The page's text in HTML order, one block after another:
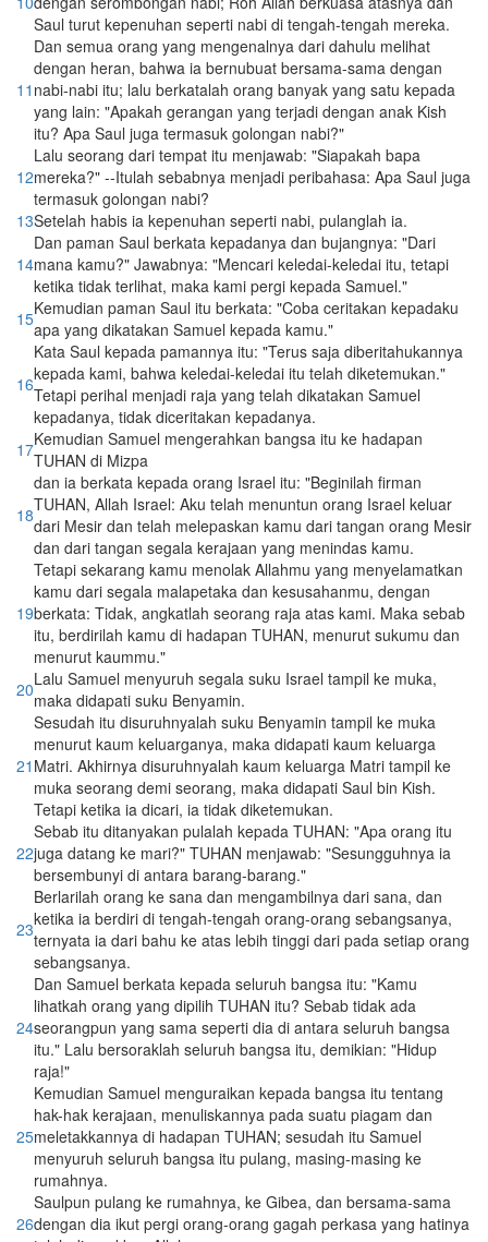
Saul turut kepenuhan seperti nabi di tengah-tengah mereka.
11
Dan semua orang yang mengenalnya dari dahulu melihat
dengan heran, bahwa ia bernubuat bersama-sama dengan
nabi-nabi itu; lalu berkatalah orang banyak yang satu kepada
yang lain: "Apakah gerangan yang terjadi dengan anak Kish
itu? Apa Saul juga termasuk golongan nabi?"
12
Lalu seorang dari tempat itu menjawab: "Siapakah bapa
mereka?" --Itulah sebabnya menjadi peribahasa: Apa Saul juga
termasuk golongan nabi?
13Setelah habis ia kepenuhan seperti nabi, pulanglah ia.
14
Dan paman Saul berkata kepadanya dan bujangnya: "Dari
mana kamu?" Jawabnya: "Mencari keledai-keledai itu, tetapi
ketika tidak terlihat, maka kami pergi kepada Samuel."
15Kemudian paman Saul itu berkata: "Coba ceritakan kepadaku
apa yang dikatakan Samuel kepada kamu."
16
Kata Saul kepada pamannya itu: "Terus saja diberitahukannya
kepada kami, bahwa keledai-keledai itu telah diketemukan."
Tetapi perihal menjadi raja yang telah dikatakan Samuel
kepadanya, tidak diceritakan kepadanya.
17Kemudian Samuel mengerahkan bangsa itu ke hadapan
TUHAN di Mizpa
18
dan ia berkata kepada orang Israel itu: "Beginilah firman
TUHAN, Allah Israel: Aku telah menuntun orang Israel keluar
dari Mesir dan telah melepaskan kamu dari tangan orang Mesir
dan dari tangan segala kerajaan yang menindas kamu.
19
Tetapi sekarang kamu menolak Allahmu yang menyelamatkan
kamu dari segala malapetaka dan kesusahanmu, dengan
berkata: Tidak, angkatlah seorang raja atas kami. Maka sebab
itu, berdirilah kamu di hadapan TUHAN, menurut sukumu dan
menurut kaummu."
20Lalu Samuel menyuruh segala suku Israel tampil ke muka,
maka didapati suku Benyamin.
21
Sesudah itu disuruhnyalah suku Benyamin tampil ke muka
menurut kaum keluarganya, maka didapati kaum keluarga
Matri. Akhirnya disuruhnyalah kaum keluarga Matri tampil ke
muka seorang demi seorang, maka didapati Saul bin Kish.
Tetapi ketika ia dicari, ia tidak diketemukan.
22
Sebab itu ditanyakan pulalah kepada TUHAN: "Apa orang itu
juga datang ke mari?" TUHAN menjawab: "Sesungguhnya ia
bersembunyi di antara barang-barang."
23
Berlarilah orang ke sana dan mengambilnya dari sana, dan
ketika ia berdiri di tengah-tengah orang-orang sebangsanya,
ternyata ia dari bahu ke atas lebih tinggi dari pada setiap orang
sebangsanya.
24
Dan Samuel berkata kepada seluruh bangsa itu: "Kamu
lihatkah orang yang dipilih TUHAN itu? Sebab tidak ada
seorangpun yang sama seperti dia di antara seluruh bangsa
itu." Lalu bersoraklah seluruh bangsa itu, demikian: "Hidup
raja!"
25
Kemudian Samuel menguraikan kepada bangsa itu tentang
hak-hak kerajaan, menuliskannya pada suatu piagam dan
meletakkannya di hadapan TUHAN; sesudah itu Samuel
menyuruh seluruh bangsa itu pulang, masing-masing ke
rumahnya.
26
Saulpun pulang ke rumahnya, ke Gibea, dan bersama-sama
dengan dia ikut pergi orang-orang gagah perkasa yang hatinya